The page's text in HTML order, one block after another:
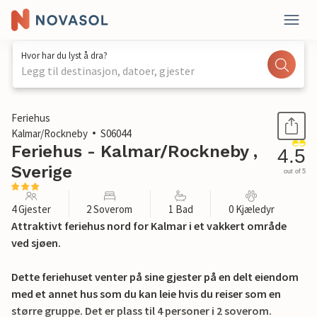
Hvor har du lyst å dra?
Legg til destinasjon, datoer, gjester
1 / 16
Feriehus
Kalmar/Rockneby
S06044
Feriehus - Kalmar/Rockneby ,
Sverige
4.5
out of 5
4 Gjester 2 Soverom 1 Bad 0 Kjæledyr
Attraktivt feriehus nord for Kalmar i et vakkert område
ved sjøen.
Dette feriehuset venter på sine gjester på en delt eiendom
med et annet hus som du kan leie hvis du reiser som en
større gruppe. Det er plass til 4 personer i 2 soverom.